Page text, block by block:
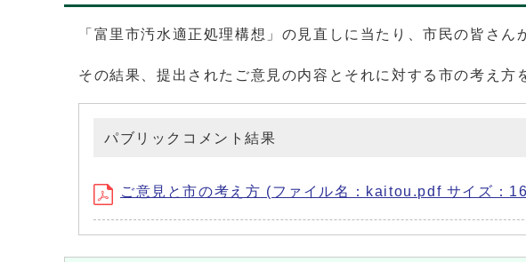
「富里市汚水適正処理構想」の見直しに当たり、市民の皆さ
その結果、提出されたご意見の内容とそれに対する市の考え方
パブリックコメント結果
ご意見と市の考え方 (ファイル名：kaitou.pdf サイズ：